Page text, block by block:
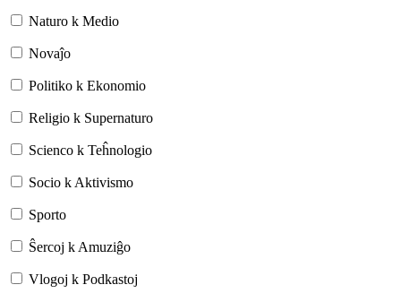
Naturo k Medio
Novaĵo
Politiko k Ekonomio
Religio k Supernaturo
Scienco k Teĥnologio
Socio k Aktivismo
Sporto
Ŝercoj k Amuziĝo
Vlogoj k Podkastoj